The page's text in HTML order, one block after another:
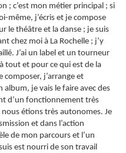
; c’est mon métier principal ; si
même, j’écris et je compose
le théâtre et la danse ; je suis
chez moi à La Rochelle ; j’y
J’ai un label et un tourneur
tout et pour ce qui est de la
composer, j’arrange et
album, je vais le faire avec des
d’un fonctionnement très
étions très autonomes. Je
et dans l’action
de mon parcours et l’un
est nourri de son travail